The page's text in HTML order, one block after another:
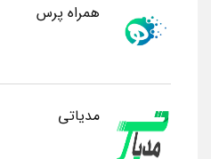
همراه پرس
مدیاتی